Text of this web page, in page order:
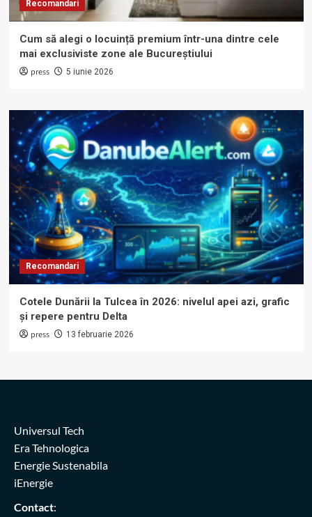
Recomandari
Cum să alegi o locuință premium într-una dintre cele
mai exclusiviste zone ale Bucureștiului
press 5 iunie 2026
Recomandari
Cotele Dunării la Tulcea în 2026: nivelul apei azi, grafic
și repere pentru Delta
press 13 februarie 2026
Universul Tech
Era Tehnologica
Energie Sustenabila
iEnergie
Contact: